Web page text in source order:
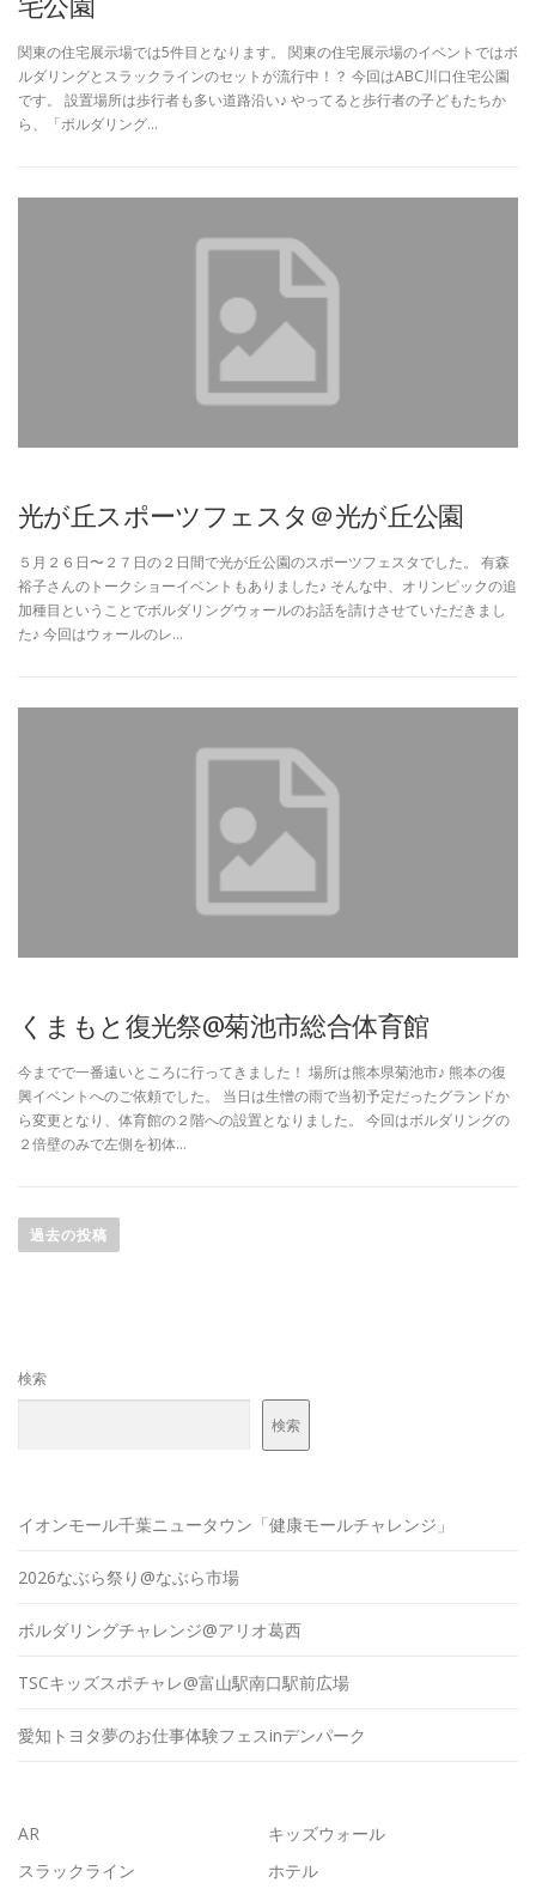
関東の住宅展示場では5件目となります。 関東の住宅展示場のイベントではボ
ルダリングとスラックラインのセットが流行中！？ 今回はABC川口住宅公園
です。 設置場所は歩行者も多い道路沿い♪ やってると歩行者の子どもたちか
ら、「ボルダリング…
光が丘スポーツフェスタ＠光が丘公園
５月２６日〜２７日の２日間で光が丘公園のスポーツフェスタでした。 有森
裕子さんのトークショーイベントもありました♪ そんな中、オリンピックの追
加種目ということでボルダリングウォールのお話を請けさせていただきまし
た♪ 今回はウォールのレ…
くまもと復光祭@菊池市総合体育館
今までで一番遠いところに行ってきました！ 場所は熊本県菊池市♪ 熊本の復
興イベントへのご依頼でした。 当日は生憎の雨で当初予定だったグランドか
ら変更となり、体育館の２階への設置となりました。 今回はボルダリングの
２倍壁のみで左側を初体…
稿
シ
過去の投稿
検索
検索
イオンモール千葉ニュータウン「健康モールチャレンジ」
2026なぶら祭り@なぶら市場
ボルダリングチャレンジ@アリオ葛西
TSCキッズスポチャレ@富山駅南口駅前広場
愛知トヨタ夢のお仕事体験フェスinデンパーク
AR
キッズウォール
スラックライン
ホテル